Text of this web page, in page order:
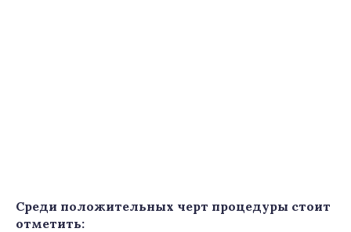
Среди положительных черт процедуры стоит
отметить: